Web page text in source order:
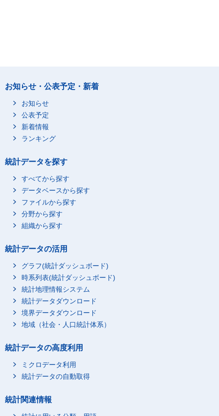
お知らせ・公表予定・新着
お知らせ
公表予定
新着情報
ランキング
統計データを探す
すべてから探す
データベースから探す
ファイルから探す
分野から探す
組織から探す
統計データの活用
グラフ(統計ダッシュボード)
時系列表(統計ダッシュボード)
統計地理情報システム
統計データダウンロード
境界データダウンロード
地域（社会・人口統計体系）
統計データの高度利用
ミクロデータ利用
統計データの自動取得
統計関連情報